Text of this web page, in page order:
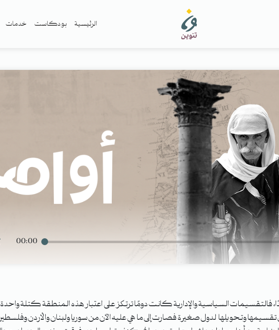
الرئيسية بودكاست خدمات
00:00
السياسية والإدارية كانت دومًا ترتكز على اعتبار هذه المنطقة كتلة
تقسيمها وتحويلها لدول صغيرة فصارت إلى ما هي عليه الآن من سوريا ولبنان والأردن